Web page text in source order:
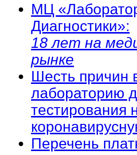
МЦ
Диагностики»:
18 лет на
рынке
Шесть причин
лабораторию
тестирования
Перечень